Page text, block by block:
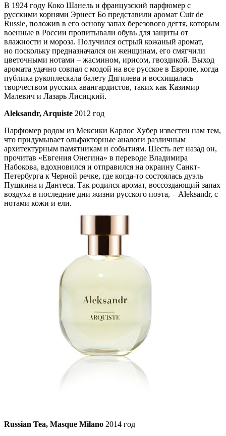
В 1924 году Коко Шанель и французский парфюмер с
русскими корнями Эрнест Бо представили аромат Cuir de
Russie, положив в его основу запах березового дегтя, которым
военные в России пропитывали обувь для защиты от
влажности и мороза. Получился острый кожаный аромат,
но поскольку предназначался он женщинам, его смягчили
цветочными нотами – жасмином, ирисом, гвоздикой. Выход
аромата удачно совпал с модой на все русское в Европе, когда
публика рукоплескала балету Дягилева и восхищалась
творчеством русских авангардистов, таких как Казимир
Малевич и Лазарь Лисицкий.
Aleksandr, Arquiste 2012 год
Парфюмер родом из Мексики Карлос Хубер известен нам тем,
что придумывает ольфакторные аналоги различным
архитектурным памятникам и событиям. Шесть лет назад он,
прочитав «Евгения Онегина» в переводе Владимира
Набокова, вдохновился и отправился на окраину Санкт-
Петербурга к Черной речке, где когда-то состоялась дуэль
Пушкина и Дантеса. Так родился аромат, воссоздающий запах
воздуха в последние дни жизни русского поэта, – Aleksandr, с
нотами кожи и ели.
Russian Tea, Masque Milano 2014 год